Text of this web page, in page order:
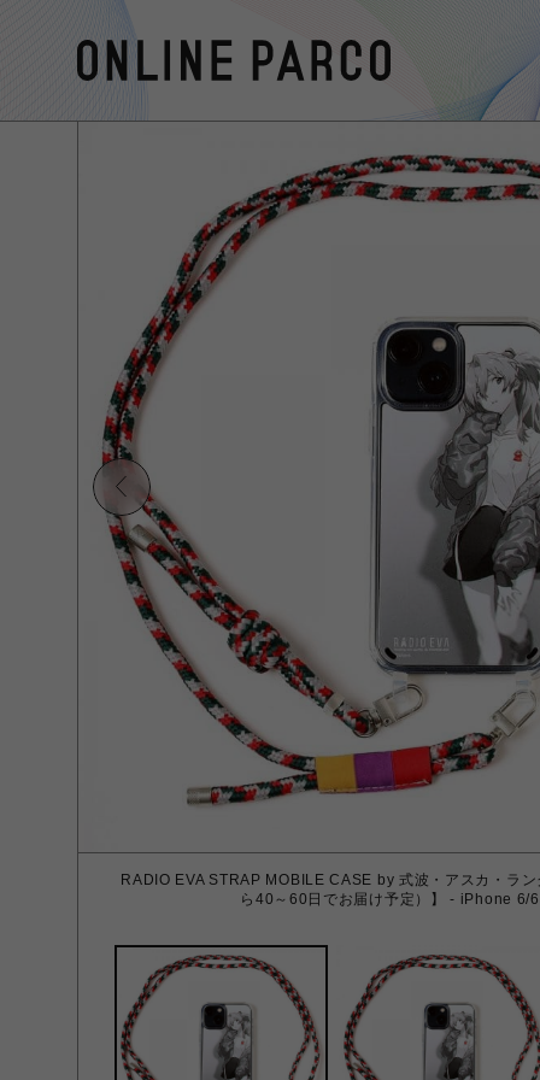
RADIO EVA STRAP MOBILE CASE by 式波・アスカ・ラ
ら40～60日でお届け予定）】 - iPhone 6/